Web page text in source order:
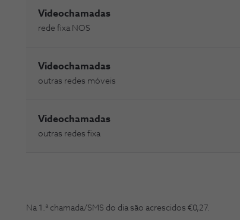
Videochamadas
rede fixa NOS
Videochamadas
outras redes móveis
Videochamadas
outras redes fixa
Na 1.ª chamada/SMS do dia são acrescidos €0,27.